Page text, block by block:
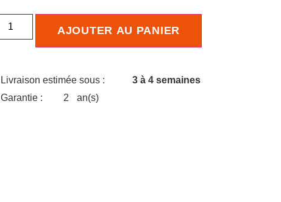
AJOUTER AU PANIER
Livraison estimée sous :
3 à 4 semaines
Garantie :
2 an(s)